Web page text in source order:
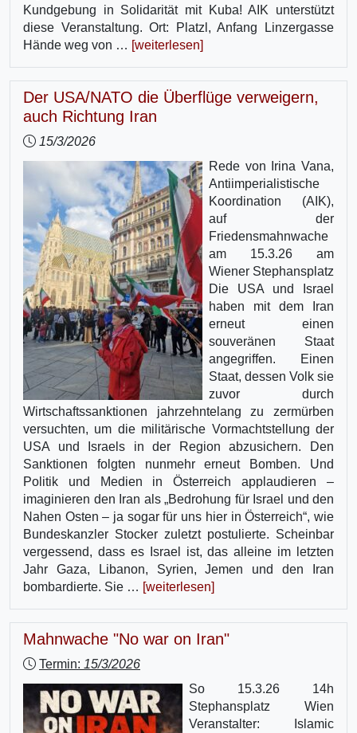
Kundgebung in Solidarität mit Kuba! AIK unterstützt
diese Veranstaltung. Ort: Platzl, Anfang Linzergasse
Hände weg von … [weiterlesen]
Der USA/NATO die Überflüge verweigern,
auch Richtung Iran
15/3/2026
Rede von Irina Vana,
Antiimperialistische
Koordination (AIK),
auf der
Friedensmahnwache
am 15.3.26 am
Wiener Stephansplatz
Die USA und Israel
haben mit dem Iran
erneut einen
souveränen Staat
angegriffen. Einen
Staat, dessen Volk sie
zuvor durch
Wirtschaftssanktionen jahrzehntelang zu zermürben
versuchten, um die militärische Vormachtstellung der
USA und Israels in der Region abzusichern. Den
Sanktionen folgten nunmehr erneut Bomben. Und
Politik und Medien in Österreich applaudieren –
imaginieren den Iran als „Bedrohung für Israel und den
Nahen Osten – ja sogar für uns hier in Österreich“, wie
Bundeskanzler Stocker zuletzt postulierte. Scheinbar
vergessend, dass es Israel ist, das alleine im letzten
Jahr Gaza, Libanon, Syrien, Jemen und den Iran
bombardierte. Sie … [weiterlesen]
Mahnwache "No war on Iran"
Termin: 15/3/2026
So 15.3.26 14h
Stephansplatz Wien
Veranstalter: Islamic